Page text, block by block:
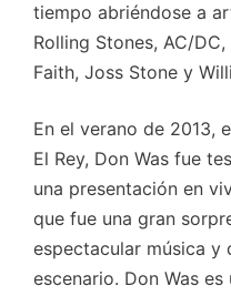
tiempo abriéndose a
Rolling Stones, AC/
Faith, Joss Stone y
En el verano de 2013,
El Rey, Don Was fue
una presentación en
que fue una gran
espectacular música y
escenario. Don Was